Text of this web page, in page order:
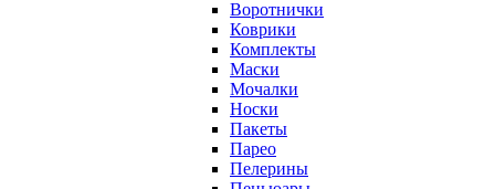
Воротнички
Коврики
Комплекты
Маски
Мочалки
Носки
Пакеты
Парео
Пелерины